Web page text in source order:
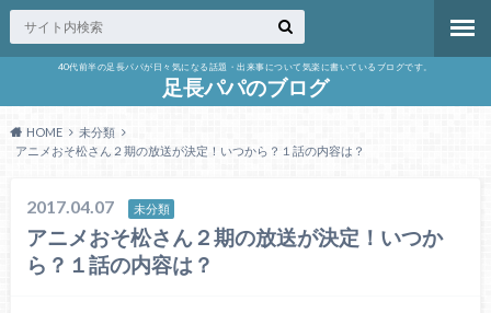
40代前半の足長パパが日々気になる話題・出来事について気楽に書いているブログです。
足長パパのブログ
HOME
未分類
アニメおそ松さん２期の放送が決定！いつから？１話の内容は？
2017.04.07 未分類
アニメおそ松さん２期の放送が決定！いつか
ら？１話の内容は？